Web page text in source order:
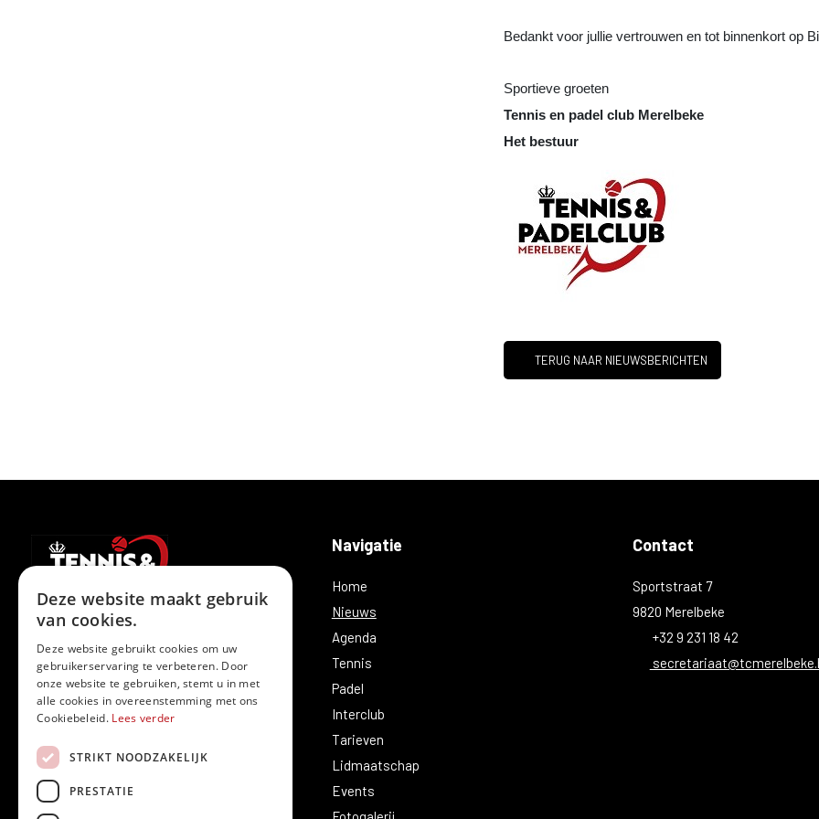
Bedankt voor jullie vertrouwen en tot binnenkort op
Sportieve groeten
Tennis en padel club Merelbeke
Het bestuur
TERUG NAAR NIEUWSBERICHTEN
T.C. Merelbeke is vandaag meer dan enkel
tennis. Sinds enkele jaren wordt hier ook
Navigatie
Home
Nieuws
Agenda
Tennis
Padel
Interclub
Tarieven
Lidmaatschap
Events
Contact
Sportstraat 7
9820 Merelbeke
+32 9 231 18 42
Deze website maakt gebruik
van cookies.
Deze website gebruikt cookies om uw
gebruikerservaring te verbeteren. Door
onze website te gebruiken, stemt u in met
alle cookies in overeenstemming met ons
Cookiebeleid. Lees verder
STRIKT NOODZAKELIJK
PRESTATIE